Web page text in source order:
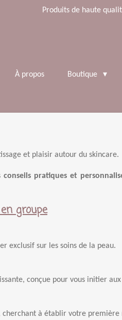
Produits de haute
À propos Boutique
et plaisir autour du skincare.
conseils pratiques et
groupe
exclusif sur les soins de la peau.
conçue pour vous initier
cherchant à établir votre